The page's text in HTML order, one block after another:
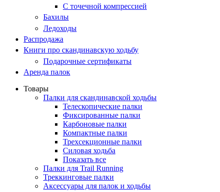
С точечной компрессией
Бахилы
Ледоходы
Распродажа
Книги про скандинавскую ходьбу
Подарочные сертификаты
Аренда палок
Товары
Палки для скандинавской ходьбы
Телескопические палки
Фиксированные палки
Карбоновые палки
Компактные палки
Трехсекционные палки
Силовая ходьба
Показать все
Палки для Trail Running
Треккинговые палки
Аксессуары для палок и ходьбы